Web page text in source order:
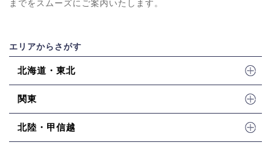
までをスムーズにご案内いたします。
エリアからさがす
北海道・東北
関東
北陸・甲信越